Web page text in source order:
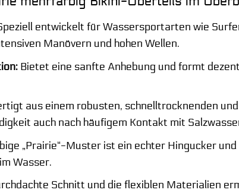
entwickelt für Wassersportarten wie
Manövern und hohen Wellen.
Bietet eine sanfte Anhebung und formt
aus einem robusten, schnelltrocknenden
auch nach häufigem Kontakt mit
„Prairie“-Muster ist ein echter Hingucker
Wasser.
Schnitt und die flexiblen Materialien